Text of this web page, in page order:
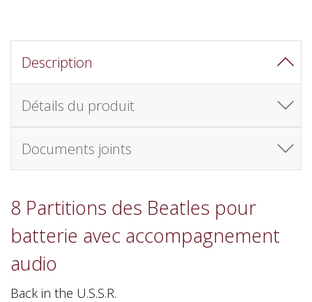
Description
Détails du produit
Documents joints
8 Partitions des Beatles pour
batterie avec accompagnement
audio
Back in the U.S.S.R.